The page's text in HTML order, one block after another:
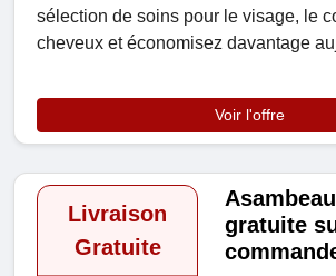
sélection de soins pour le visage, le
cheveux et économisez davantage
Voir l'offre
Livraison
Gratuite
gratuite